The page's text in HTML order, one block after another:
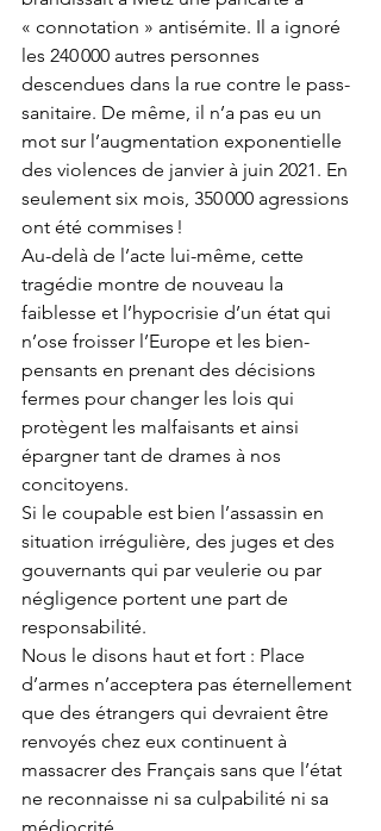
« connotation » antisémite. Il a ignoré
les 240 000 autres personnes
descendues dans la rue contre le pass-
sanitaire. De même, il n’a pas eu un
mot sur l’augmentation exponentielle
des violences de janvier à juin 2021. En
seulement six mois, 350 000 agressions
ont été commises !
Au-delà de l’acte lui-même, cette
tragédie montre de nouveau la
faiblesse et l’hypocrisie d’un état qui
n’ose froisser l’Europe et les bien-
pensants en prenant des décisions
fermes pour changer les lois qui
protègent les malfaisants et ainsi
épargner tant de drames à nos
concitoyens.
Si le coupable est bien l’assassin en
situation irrégulière, des juges et des
gouvernants qui par veulerie ou par
négligence portent une part de
responsabilité.
Nous le disons haut et fort : Place
d’armes n’acceptera pas éternellement
que des étrangers qui devraient être
renvoyés chez eux continuent à
massacrer des Français sans que l’état
ne reconnaisse ni sa culpabilité ni sa